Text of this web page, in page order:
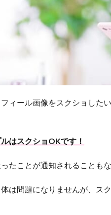
フィール画像をスクショし
はスクショOKです！
たことが通知されることも
は問題になりませんが、ス